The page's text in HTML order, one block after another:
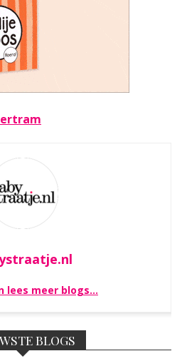
lees meer blogs…
BLOGS